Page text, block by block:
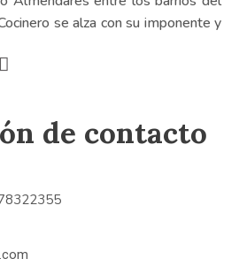
se alza con su imponente y
de contacto